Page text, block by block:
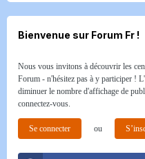
Bienvenue sur Forum Fr !
Nous vous invitons à découvrir les
Forum - n'hésitez pas à y participer !
diminuer le nombre d'affichage de
connectez-vous.
Se connecter ou